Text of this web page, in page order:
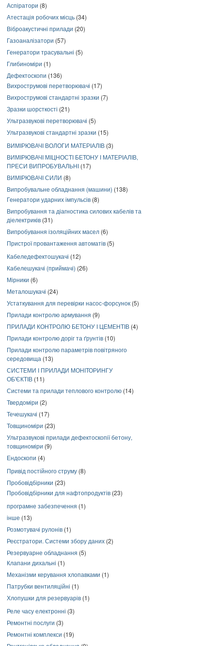
Аспіратори (8)
Атестація робочих місць (34)
Віброакустичні прилади (20)
Газоаналізатори (57)
Генератори трасувальні (5)
Глибиноміри (1)
Дефектоскопи (136)
Вихрострумові перетворювачі (17)
Вихрострумові стандартні зразки (7)
Зразки шорсткості (21)
Ультразвукові перетворювачі (5)
Ультразвукові стандартні зразки (15)
ВИМІРЮВАЧІ ВОЛОГИ МАТЕРІАЛІВ (3)
ВИМІРЮВАЧІ МІЦНОСТІ БЕТОНУ І МАТЕРІАЛІВ,
ПРЕСИ ВИПРОБУВАЛЬНІ (17)
ВИМІРЮВАЧІ СИЛИ (8)
Випробувальне обладнання (машини) (138)
Генератори ударних імпульсів (8)
Випробування та діагностика силових кабелів та
діелектриків (31)
Випробування ізоляційних масел (6)
Пристрої провантаження автоматів (5)
Кабеледефектошукачі (12)
Кабелешукачі (приймачі) (26)
Мірники (6)
Металошукачі (24)
Устаткування для перевірки насос-форсунок (5)
Прилади контролю армування (9)
ПРИЛАДИ КОНТРОЛЮ БЕТОНУ І ЦЕМЕНТІВ (4)
Прилади контролю доріг та ґрунтів (10)
Прилади контролю параметрів повітряного
середовища (13)
СИСТЕМИ І ПРИЛАДИ МОНІТОРИНГУ
ОБ'ЄКТІВ (11)
Системи та прилади теплового контролю (14)
Твердоміри (2)
Течешукачі (17)
Товщиноміри (23)
Ультразвукові прилади дефектоскопії бетону,
товщиноміри (9)
Ендоскопи (4)
Привід постійного струму (8)
Пробовідбірники (23)
Пробовідбірники для нафтопродуктів (23)
програмне забезпечення (1)
інше (13)
Розмотувачі рулонів (1)
Реєстратори. Системи збору даних (2)
Резервуарне обладнання (5)
Клапани дихальні (1)
Механізми керування хлопавками (1)
Патрубки вентиляційні (1)
Хлопушки для резервуарів (1)
Реле часу електронні (3)
Ремонтні послуги (3)
Ремонтні комплекси (19)